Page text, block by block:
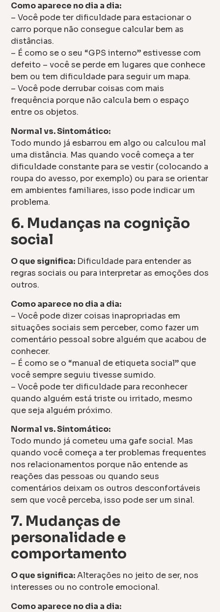
Como aparece no dia a dia:
– Você pode ter dificuldade para estacionar o
carro porque não consegue calcular bem as
distâncias.
– É como se o seu “GPS interno” estivesse com
defeito – você se perde em lugares que conhece
bem ou tem dificuldade para seguir um mapa.
– Você pode derrubar coisas com mais
frequência porque não calcula bem o espaço
entre os objetos.
Normal vs. Sintomático:
Todo mundo já esbarrou em algo ou calculou mal
uma distância. Mas quando você começa a ter
dificuldade constante para se vestir (colocando a
roupa do avesso, por exemplo) ou para se orientar
em ambientes familiares, isso pode indicar um
problema.
6. Mudanças na cognição
social
O que significa: Dificuldade para entender as
regras sociais ou para interpretar as emoções dos
outros.
Como aparece no dia a dia:
– Você pode dizer coisas inapropriadas em
situações sociais sem perceber, como fazer um
comentário pessoal sobre alguém que acabou de
conhecer.
– É como se o “manual de etiqueta social” que
você sempre seguiu tivesse sumido.
– Você pode ter dificuldade para reconhecer
quando alguém está triste ou irritado, mesmo
que seja alguém próximo.
Normal vs. Sintomático:
Todo mundo já cometeu uma gafe social. Mas
quando você começa a ter problemas frequentes
nos relacionamentos porque não entende as
reações das pessoas ou quando seus
comentários deixam os outros desconfortáveis
sem que você perceba, isso pode ser um sinal.
7. Mudanças de
personalidade e
comportamento
O que significa:Alterações no jeito de ser, nos
interesses ou no controle emocional.
Como aparece no dia a dia: